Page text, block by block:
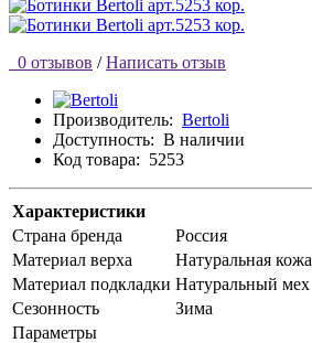
0 отзывов / Написать отзыв
Производитель: Bertoli
Доступность: В наличии
Код товара: 5253
Характеристики
Страна бренда
Россия
Материал верха
Натуральная кожа
Материал подкладки Натуральный мех
Сезонность
Зима
Параметры